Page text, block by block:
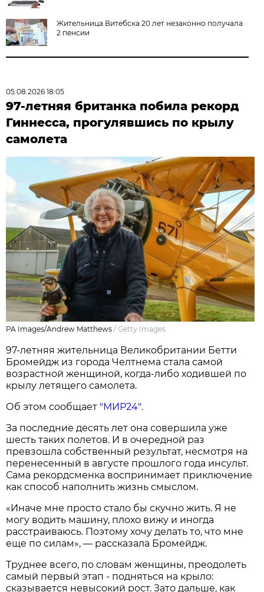
Жительница Витебска 20 лет незаконно получала
2 пенсии
05.08.2026 18:05
97-летняя британка побила рекорд
Гиннесса, прогулявшись по крылу
самолета
PA Images/Andrew Matthews /Getty Images
97-летняя жительница Великобритании Бетти
Бромейдж из города Челтнема стала самой
возрастной женщиной, когда-либо ходившей по
крылу летящего самолета.
Об этом сообщает "МИР24".
За последние десять лет она совершила уже
шесть таких полетов. И в очередной раз
превзошла собственный результат, несмотря на
перенесенный в августе прошлого года инсульт.
Сама рекордсменка воспринимает приключение
как способ наполнить жизнь смыслом.
«Иначе мне просто стало бы скучно жить. Я не
могу водить машину, плохо вижу и иногда
расстраиваюсь. Поэтому хочу делать то, что мне
еще по силам», — рассказала Бромейдж.
Труднее всего, по словам женщины, преодолеть
самый первый этап - подняться на крыло:
сказывается невысокий рост. Зато дальше, как